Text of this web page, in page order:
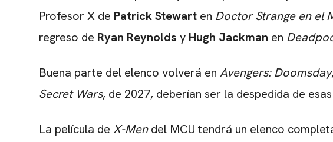
Profesor X de Patrick Stewart en Doctor Strange en el
regreso de Ryan Reynolds y Hugh Jackman en
Buena parte del elenco volverá en Avengers: Doomsday
Secret Wars, de 2027, deberían ser la despedida de
La película de X-Mendel MCU tendrá un elenco